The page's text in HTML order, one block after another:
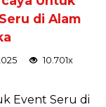
di Alam
10.701x
Event Seru di